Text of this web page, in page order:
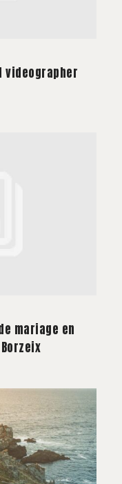
videographer
mariage en